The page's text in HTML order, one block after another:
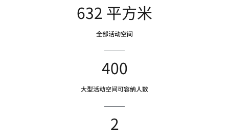
632 平方米
全部活动空间
400
大型活动空间可容纳人数
2